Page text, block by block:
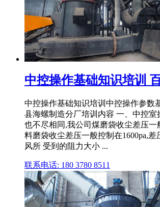
中控操作基础知识培训
中控操作基础知识培训中控操作参数
县海螺制造分厂培训内容 一、中控室
也不尽相同,我公司煤磨袋收尘差压一
料磨袋收尘差压一般控制在1600pa,差
风所 受到的阻力大小 ...
联系电话: 180 3780 8511